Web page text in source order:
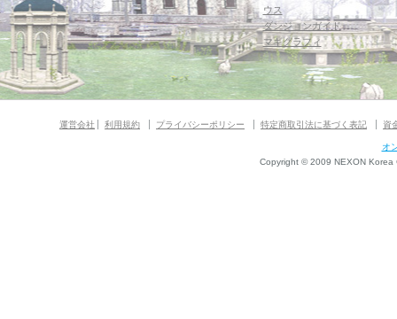
ウス
ダンジョンガイド
マギグラフィ
運営会社 利用規約 プライバシーポリシー 特定商取引法に基づく表記 資
オ
Copyright © 2009 NEXON Korea